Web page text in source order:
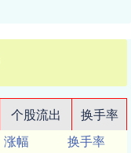
个股流出
换手率
涨幅
换手率